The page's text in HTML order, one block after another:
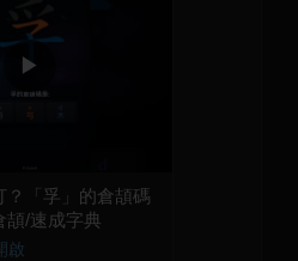
▶
？「孚」的倉頡碼
頡/速成字典
啟